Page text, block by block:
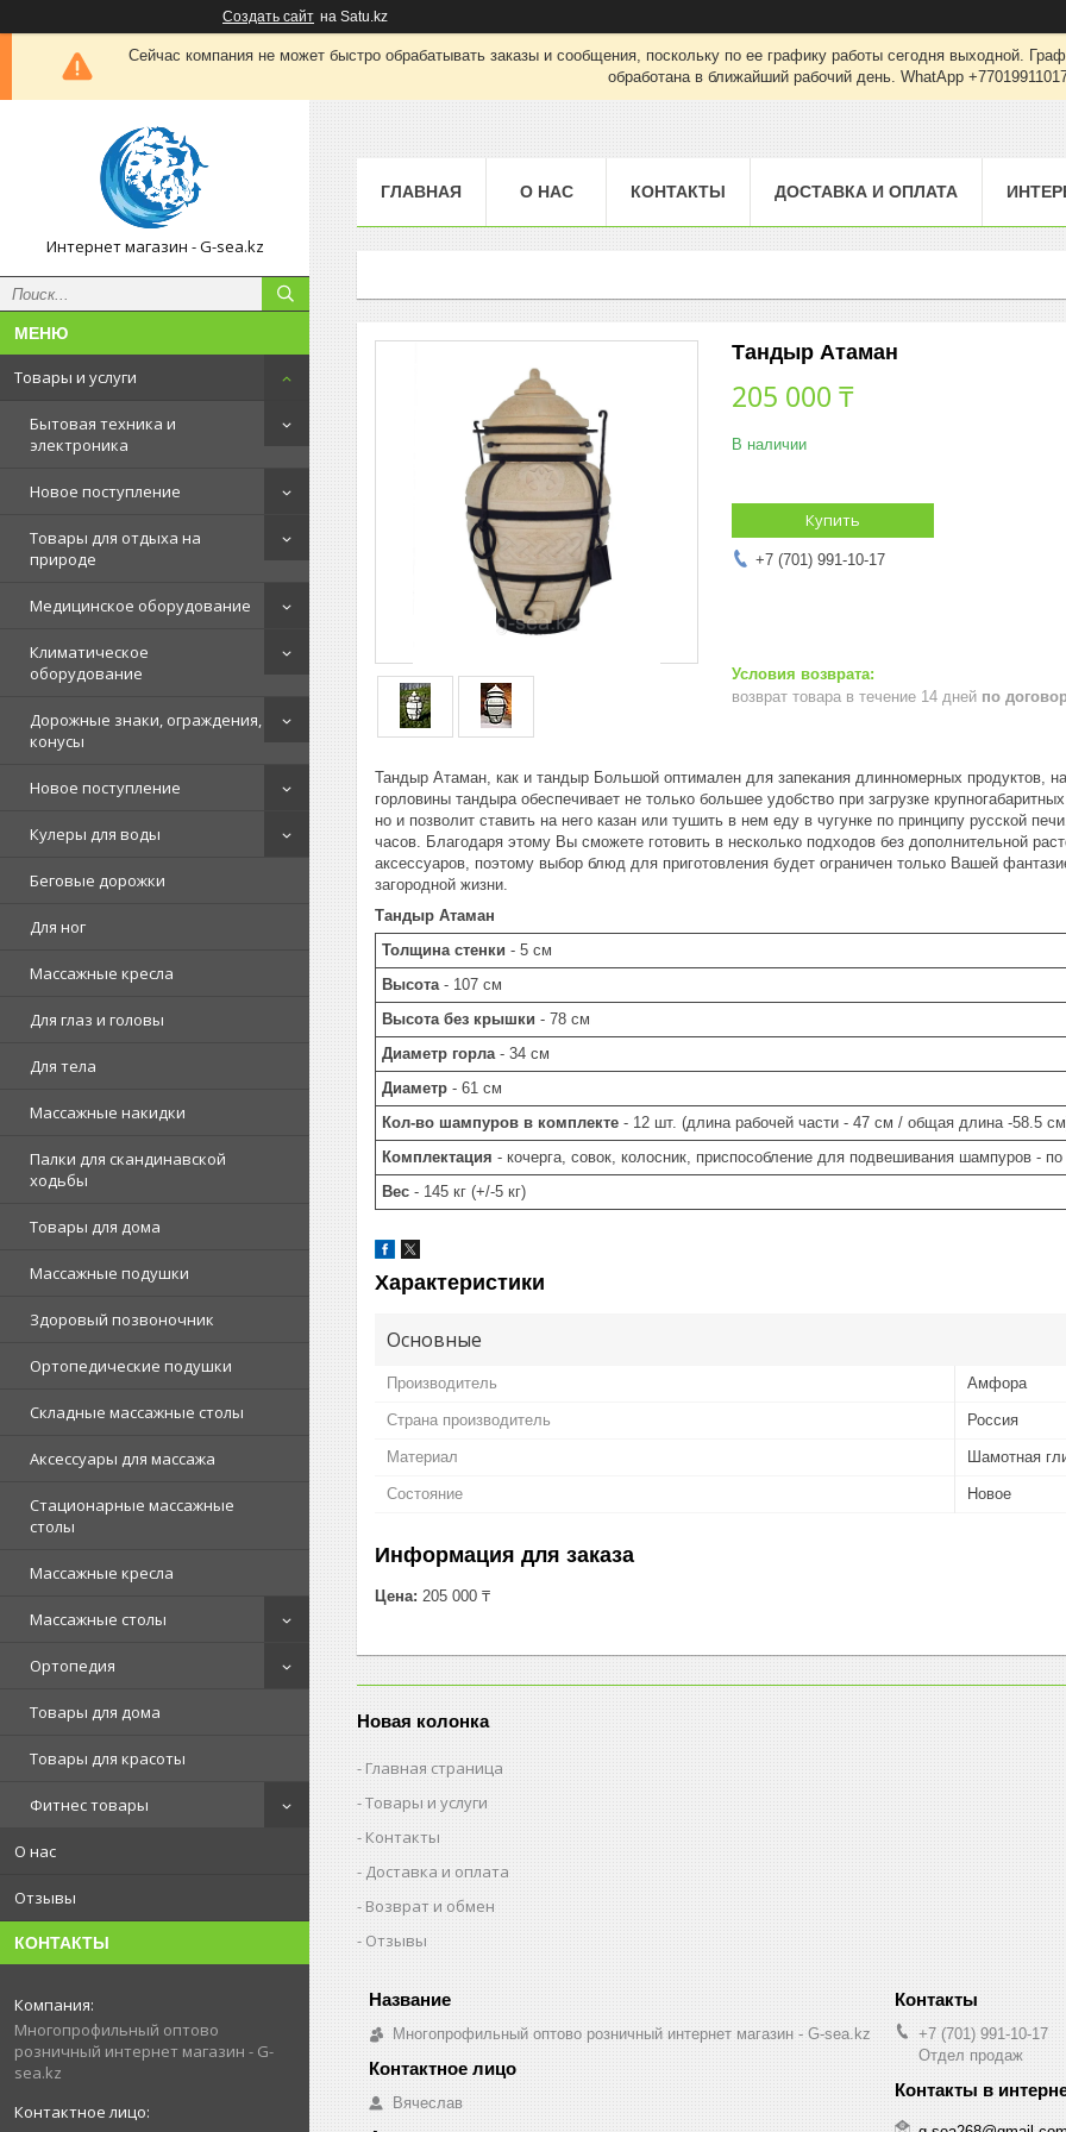
Создать сайт на Satu.kz
Сейчас компания не может быстро обрабатывать заказы и сообщения, поскольку по ее графику работы сегодня выходной.
обработана в ближайший рабочий день. WhatApp
Интернет магазин - G-sea.kz
Товары и услуги
Бытовая техника и
электроника
Новое поступление
Товары для отдыха на
природе
Медицинское оборудование
Климатическое
оборудование
Дорожные знаки, ограждения,
конусы
Новое поступление
Кулеры для воды
Беговые дорожки
Для ног
Массажные кресла
Для глаз и головы
Для тела
Массажные накидки
Палки для скандинавской
ходьбы
Товары для дома
Массажные подушки
Здоровый позвоночник
Ортопедические подушки
Складные массажные столы
Аксессуары для массажа
Стационарные массажные
столы
Массажные кресла
Массажные столы
Ортопедия
Товары для дома
Товары для красоты
Фитнес товары
О нас
Отзывы
КОНТАКТЫ
Многопрофильный оптово
розничный интернет магазин - G-
sea.kz
ГЛАВНАЯ О НАС КОНТАКТЫ ДОСТАВКА И ОПЛАТА
Тандыр Атаман
205 000 ₸
В наличии
Купить
+7 (701) 991-10-17
возврат товара в течение 14 дней по
Тандыр Атаман, как и тандыр Большой оптимален для запекания длинномерных продуктов,
горловины тандыра обеспечивает не только большее удобство при загрузке
но и позволит ставить на него казан или тушить в нем еду в чугунке по принципу русской
часов. Благодаря этому Вы сможете готовить в несколько подходов без дополнительной
аксессуаров, поэтому выбор блюд для приготовления будет ограничен только Вашей
загородной жизни.
Тандыр Атаман
Толщина стенки - 5 см
Высота - 107 см
Высота без крышки - 78 см
Диаметр горла - 34 см
Диаметр - 61 см
Кол-во шампуров в комплекте - 12 шт. (длина рабочей части - 47 см / общая длина -58.5
Комплектация - кочерга, совок, колосник, приспособление для подвешивания шампуров - по
Вес - 145 кг (+/-5 кг)
Характеристики
Основные
Производитель Амфора
Страна производитель Россия
Материал Шамотная
Состояние Новое
Информация для заказа
Цена: 205 000 ₸
Новая колонка
Главная страница
Товары и услуги
Контакты
Доставка и оплата
Возврат и обмен
Отзывы
Многопрофильный оптово розничный интернет магазин - G-sea.kz
Вячеслав
+7 (701) 991-10-17
Отдел продаж